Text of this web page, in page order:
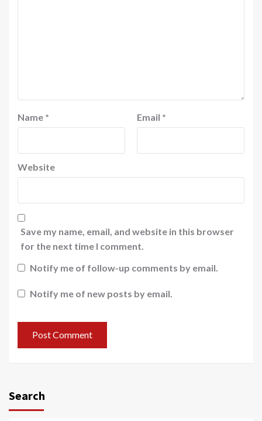
Name * Email *
Website
Save my name, email, and website in this browser
for the next time I comment.
Notify me of follow-up comments by email.
Notify me of new posts by email.
Search